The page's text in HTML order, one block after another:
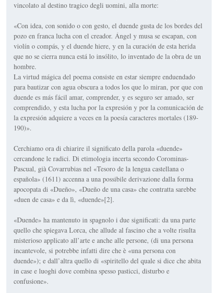
vincolato al destino tragico degli uomini, alla morte:
«Con idea, con sonido o con gesto, el duende gusta de los bordes del
pozo en franca lucha con el creador. Ángel y musa se escapan, con
violín o compás, y el duende hiere, y en la curación de esta herida
que no se cierra nunca está lo insólito, lo inventado de la obra de un
hombre.
La virtud mágica del poema consiste en estar siempre enduendado
para bautizar con agua obscura a todos los que lo miran, por que con
duende es más fácil amar, comprender, y es seguro ser amado, ser
comprendido, y esta lucha por la expresión y por la comunicación de
la expresión adquiere a veces en la poesía caracteres mortales (189-
190)».
Cerchiamo ora di chiarire il significato della parola «duende»
cercandone le radici. Di etimologia incerta secondo Corominas-
Pascual, già Covarrubias nel «Tesoro de la lengua castellana o
española» (1611) accenna a una possibile derivazione dalla forma
apocopata di «Dueño», «Dueño de una casa» che contratta sarebbe
«duen de casa» e da lì, «duende»[2].
«Duende» ha mantenuto in spagnolo i due significati: da una parte
quello che spiegava Lorca, che allude al fascino che a volte risulta
misterioso applicato all’arte e anche alle persone, (di una persona
incantevole, si potrebbe infatti dire che è «una persona con
duende»); e dall’altra quello di «spiritello del quale si dice che abita
in case e luoghi dove combina spesso pasticci, disturbo e
confusione».